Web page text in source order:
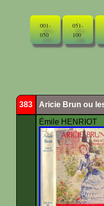
001-
050
051-
100
383 Aricie Brun ou
Émile HENRIOT